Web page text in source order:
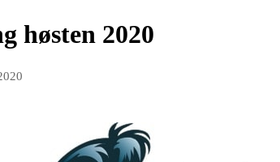
høsten 2020